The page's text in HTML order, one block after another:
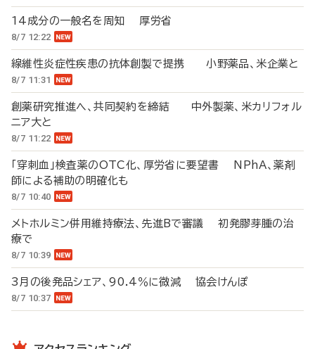
14成分の一般名を周知 厚労省
8/7 12:22
線維性炎症性疾患の抗体創製で提携 小野薬品、米企業と
8/7 11:31
創薬研究推進へ、共同契約を締結 中外製薬、米カリフォル
ニア大と
8/7 11:22
「穿刺血」検査薬のOTC化、厚労省に要望書 NPhA、薬剤
師による補助の明確化も
8/7 10:40
メトホルミン併用維持療法、先進Bで審議 初発膠芽腫の治
療で
8/7 10:39
3月の後発品シェア、90.4％に微減 協会けんぽ
8/7 10:37